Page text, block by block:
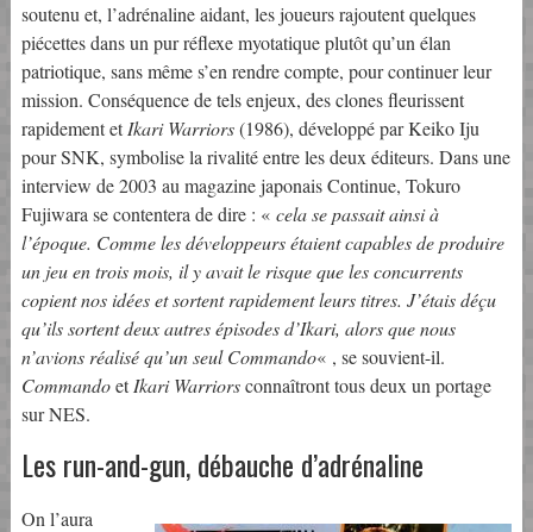
soutenu et, l’adrénaline aidant, les joueurs rajoutent quelques
piécettes dans un pur réflexe myotatique plutôt qu’un élan
patriotique, sans même s’en rendre compte, pour continuer leur
mission. Conséquence de tels enjeux, des clones fleurissent
rapidement etIkari Warriors(1986), développé par Keiko Iju
pour SNK, symbolise la rivalité entre les deux éditeurs. Dans une
interview de 2003 au magazine japonais Continue, Tokuro
Fujiwara se contentera de dire : « cela se passait ainsi à
l’époque. Comme les développeurs étaient capables de produire
un jeu en trois mois, il y avait le risque que les concurrents
copient nos idées et sortent rapidement leurs titres. J’étais déçu
qu’ils sortent deux autres épisodes d’Ikari, alors que nous
n’avions réalisé qu’un seul Commando« , se souvient-il.
CommandoetIkari Warriorsconnaîtront tous deux un portage
sur NES.
Les run-and-gun, débauche d’adrénaline
On l’aura